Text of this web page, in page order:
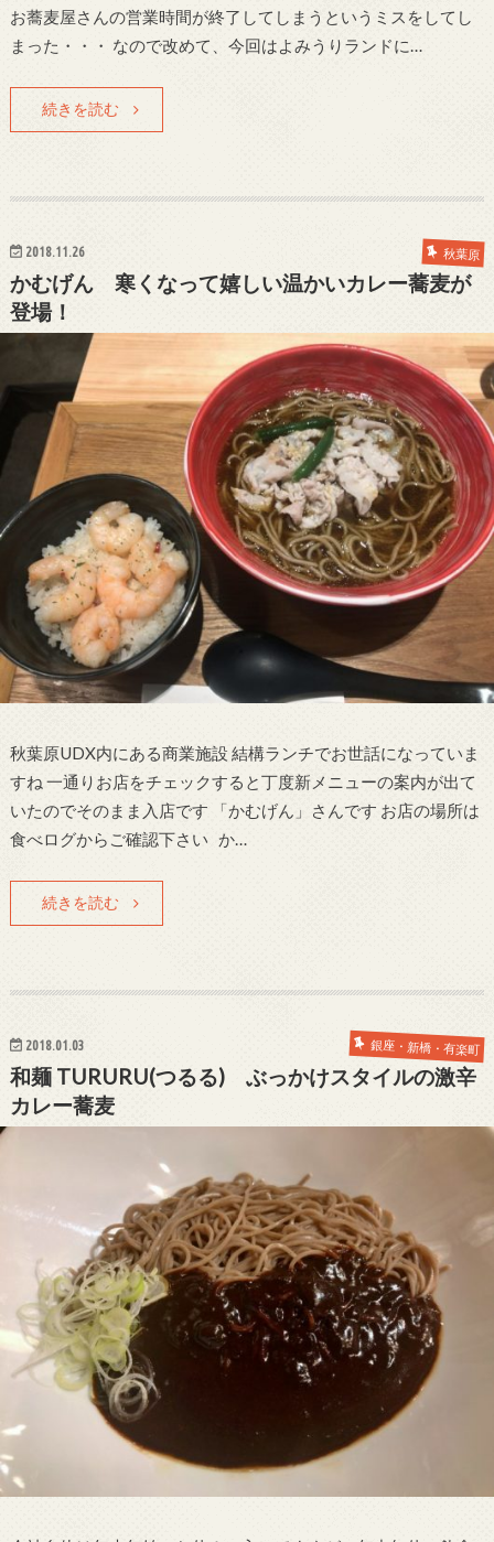
お蕎麦屋さんの営業時間が終了してしまうというミスをしてし
まった・・・ なので改めて、今回はよみうりランドに…
続きを読む
2018.11.26 秋葉原
かむげん 寒くなって嬉しい温かいカレー蕎麦が
登場！
秋葉原UDX内にある商業施設 結構ランチでお世話になっていま
すね 一通りお店をチェックすると丁度新メニューの案内が出て
いたのでそのまま入店です 「かむげん」さんです お店の場所は
食べログからご確認下さい か…
続きを読む
2018.01.03 銀座・新橋・有楽町
和麺 TURURU(つるる) ぶっかけスタイルの激辛
カレー蕎麦